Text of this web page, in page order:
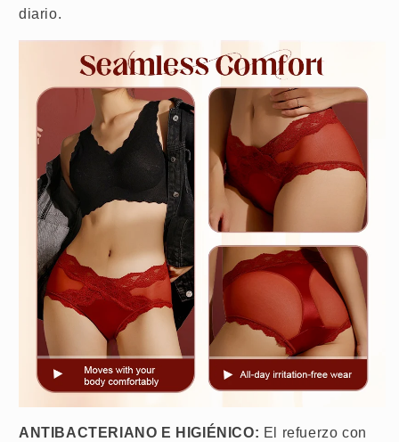
diario.
ANTIBACTERIANO E HIGIÉNICO: El refuerzo con